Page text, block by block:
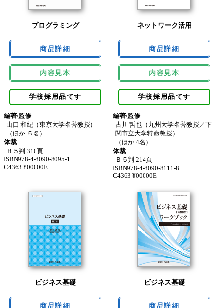
プログラミング
内容見本
学校採用品です
編著/監修
山口 和紀（東京大学名誉教授）
（ほか ５名）
体裁
Ｂ５判 310頁
ISBN978-4-8090-8095-1
C4363 ¥00000E
ネットワーク活用
内容見本
学校採用品です
編著/監修
古川 哲也（九州大学名誉教授／下
関市立大学特命教授）
（ほか 4名）
体裁
Ｂ５判 214頁
ISBN978-4-8090-8111-8
C4363 ¥00000E
ビジネス基礎 ビジネス基礎